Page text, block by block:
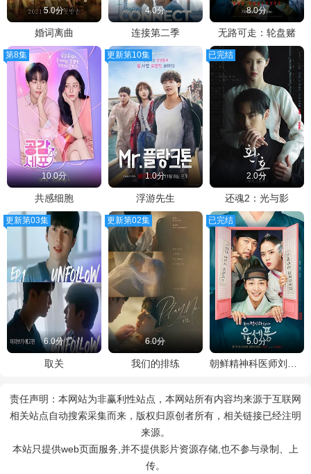
5.0分
婚词离曲
4.0分
连接第二季
8.0分
无路可走：轮盘赌
第8集
10.0分
共感细胞
更新第10集
1.0分
浮游先生
已完结
2.0分
还魂2：光与影
更新第03集
6.0分
取关
更新第02集
6.0分
我们的排练
已完结
5.0分
责任声明：本网站为非赢利性站点，本网站所有内容均来源于互联网
相关站点自动搜索采集而来，版权归原创者所有，相关链接已经注明
来源。
本站只提供web页面服务,并不提供影片资源存储,也不参与录制、上
传。